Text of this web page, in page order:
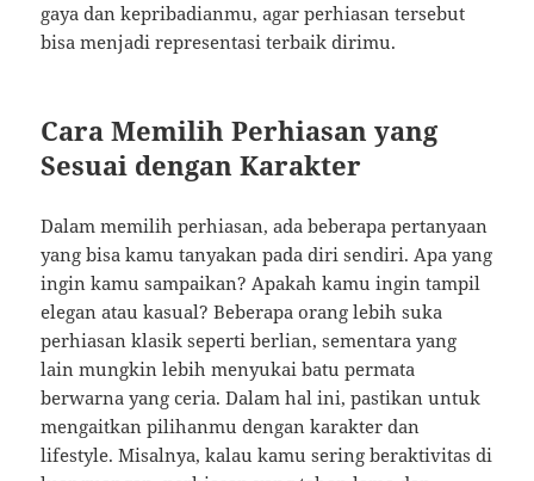
gaya dan kepribadianmu, agar perhiasan tersebut
bisa menjadi representasi terbaik dirimu.
Cara Memilih Perhiasan yang
Sesuai dengan Karakter
Dalam memilih perhiasan, ada beberapa pertanyaan
yang bisa kamu tanyakan pada diri sendiri. Apa yang
ingin kamu sampaikan? Apakah kamu ingin tampil
elegan atau kasual? Beberapa orang lebih suka
perhiasan klasik seperti berlian, sementara yang
lain mungkin lebih menyukai batu permata
berwarna yang ceria. Dalam hal ini, pastikan untuk
mengaitkan pilihanmu dengan karakter dan
lifestyle. Misalnya, kalau kamu sering beraktivitas di